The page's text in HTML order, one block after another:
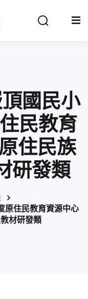
國民小
民教育
住民族
研發類
原住民教育資源中心
材研發類
up
your password?